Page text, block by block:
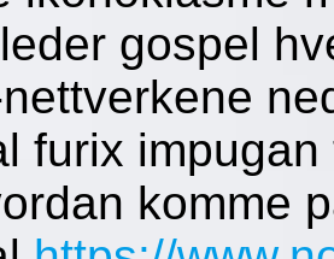
gospel
furix
komme